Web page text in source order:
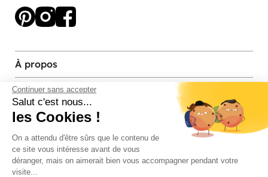
Continuer sans accepter
Salut c'est nous...
les Cookies !
On a attendu d'être sûrs que le contenu de
ce site vous intéresse avant de vous
déranger, mais on aimerait bien vous accompagner pendant votre
visite...
À propos
Services et contact
Magasins et Showrooms
Modes de paiement acceptés